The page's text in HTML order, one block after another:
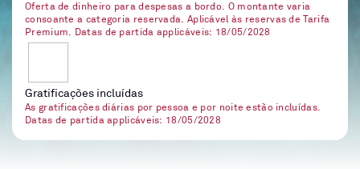
Oferta de dinheiro para despesas a bordo. O montante varia
consoante a categoria reservada. Aplicável às reservas de Tarifa
Premium. Datas de partida applicáveis: 18/05/2028
Gratificações incluídas
As gratificações diárias por pessoa e por noite estão incluídas.
Datas de partida applicáveis: 18/05/2028